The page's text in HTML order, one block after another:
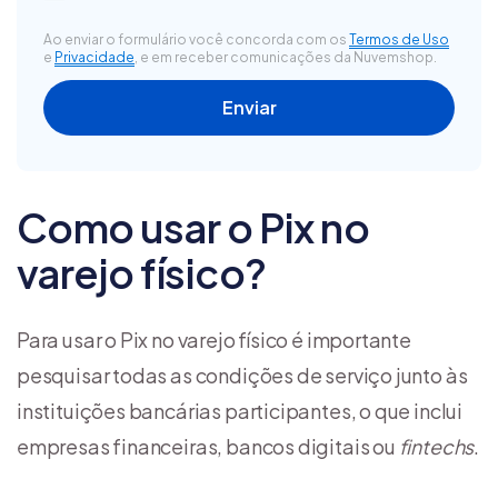
Ao enviar o formulário você concorda com os Termos de Uso
e Privacidade, e em receber comunicações da Nuvemshop.
Como usar o Pix no
varejo físico?
Para usar o Pix no varejo físico é importante
pesquisar todas as condições de serviço junto às
instituições bancárias participantes, o que inclui
empresas financeiras, bancos digitais ou fintechs.